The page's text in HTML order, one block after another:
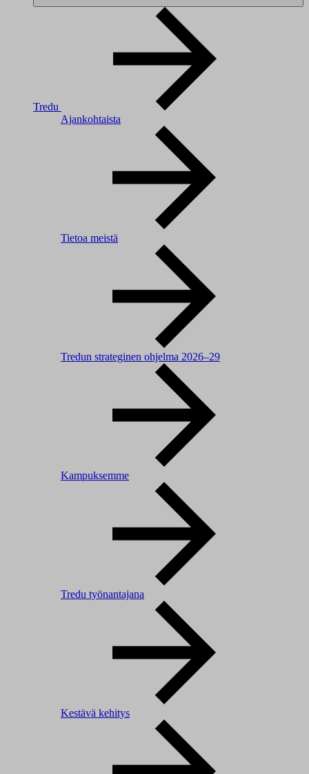
Tredu
Ajankohtaista
Tietoa meistä
Tredun strateginen ohjelma 2026–29
Kampuksemme
Tredu työnantajana
Kestävä kehitys